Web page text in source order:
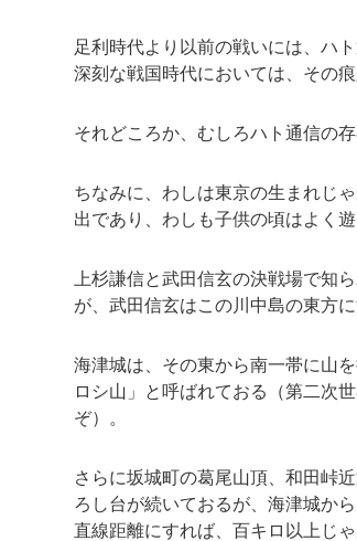
足利時代より以前の戦いには、ハ
深刻な戦国時代においては、その
それどころか、むしろハト通信の
ちなみに、わしは東京の生まれじ
出であり、わしも子供の頃はよく遊
上杉謙信と武田信玄の決戦場で知
が、武田信玄はこの川中島の東方
海津城は、その東から南一帯に山
ロシ山」と呼ばれておる（第二次
ぞ）。
さらに坂城町の葛尾山頂、和田峠
ろし台が続いておるが、海津城か
直線距離にすれば、百キロ以上じ